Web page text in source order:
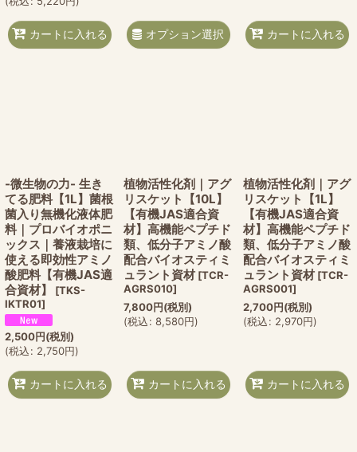
カートに入れる オプション選択 カートに入れる
-微生物の力- 生き
てる肥料【1L】菌根
菌入り無機化液体肥
料｜プロバイオポニ
ックス｜養液栽培に
使える即効性アミノ
酸肥料【有機JAS適
合資材】
[TKS-
IKTR01]
2,500円(税別)
(税込: 2,750円)
カートに入れる
植物活性化剤｜アグ
リスケット【10L】
【有機JAS適合資
材】高機能ペプチド
類、低分子アミノ酸
配合バイオスティミ
ュラント資材 [TCR-
AGRS010]
7,800円(税別)
(税込: 8,580円)
カートに入れる
植物活性化剤｜アグ
リスケット【1L】
【有機JAS適合資
材】高機能ペプチド
類、低分子アミノ酸
配合バイオスティミ
ュラント資材 [TCR-
AGRS001]
2,700円(税別)
(税込: 2,970円)
カートに入れる